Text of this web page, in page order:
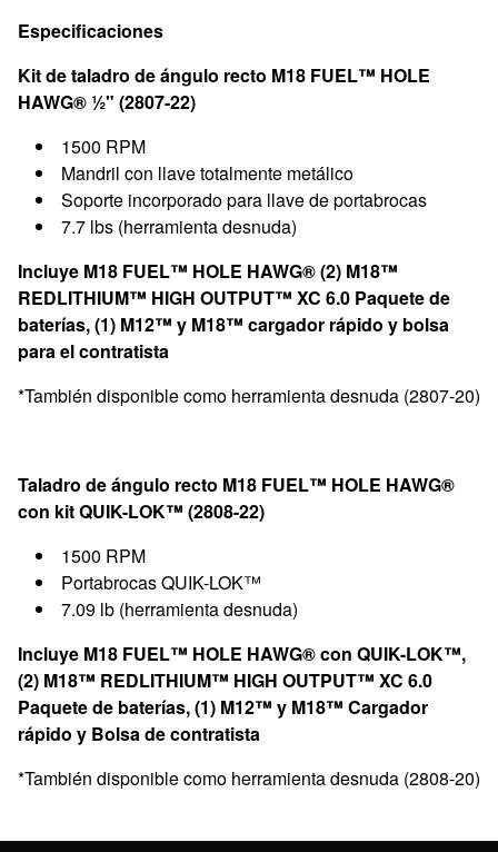
Especificaciones
Kit de taladro de ángulo recto M18 FUEL™ HOLE
HAWG® ½" (2807-22)
1500 RPM
Mandril con llave totalmente metálico
Soporte incorporado para llave de portabrocas
7.7 lbs (herramienta desnuda)
Incluye M18 FUEL™ HOLE HAWG® (2) M18™
REDLITHIUM™ HIGH OUTPUT™ XC 6.0 Paquete de
baterías, (1) M12™ y M18™ cargador rápido y bolsa
para el contratista
*También disponible como herramienta desnuda (2807-20)
Taladro de ángulo recto M18 FUEL™ HOLE HAWG®
con kit QUIK-LOK™ (2808-22)
1500 RPM
Portabrocas QUIK-LOK™
7.09 lb (herramienta desnuda)
Incluye M18 FUEL™ HOLE HAWG® con QUIK-LOK™,
(2) M18™ REDLITHIUM™ HIGH OUTPUT™ XC 6.0
Paquete de baterías, (1) M12™ y M18™ Cargador
rápido y Bolsa de contratista
*También disponible como herramienta desnuda (2808-20)